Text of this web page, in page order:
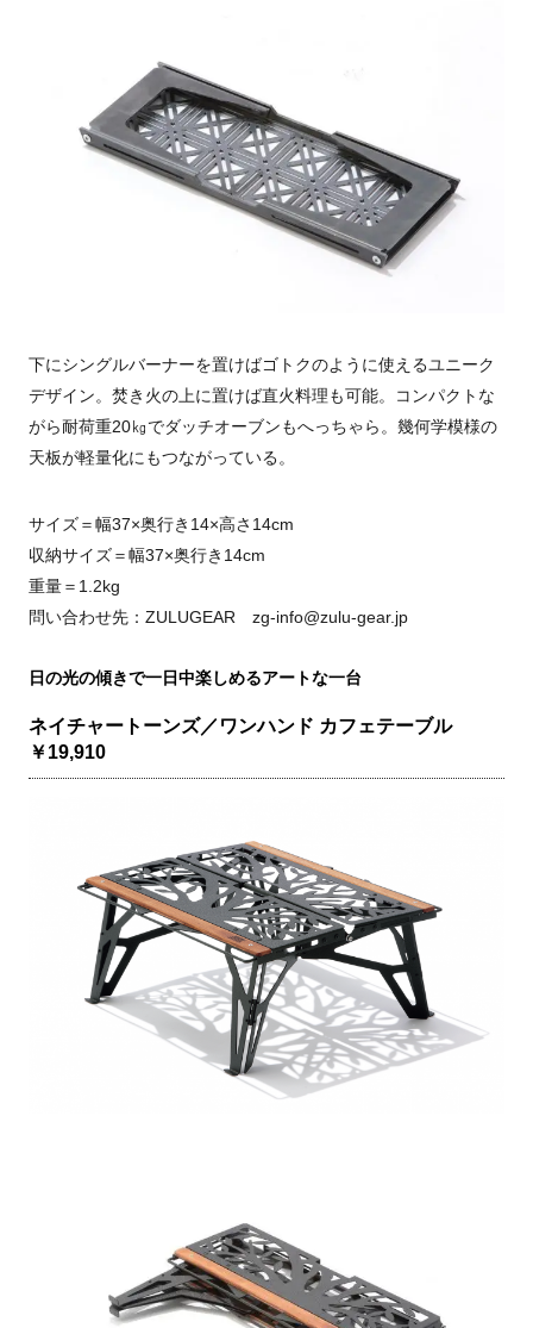
下にシングルバーナーを置けばゴトクのように使えるユニーク
デザイン。焚き火の上に置けば直火料理も可能。コンパクトな
がら耐荷重20㎏でダッチオーブンもへっちゃら。幾何学模様の
天板が軽量化にもつながっている。
サイズ＝幅37×奥行き14×高さ14cm
収納サイズ＝幅37×奥行き14cm
重量＝1.2kg
問い合わせ先：ZULUGEAR zg-info@zulu-gear.jp
日の光の傾きで一日中楽しめるアートな一台
ネイチャートーンズ／ワンハンド カフェテーブル
￥19,910